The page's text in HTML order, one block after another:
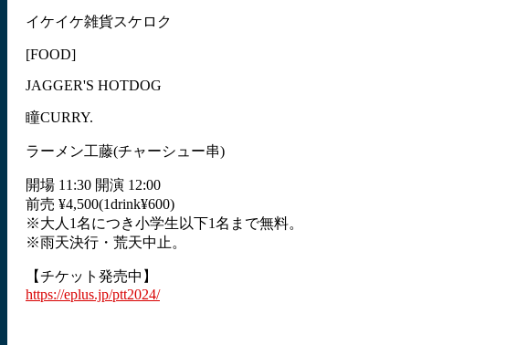
イケイケ雑貨スケロク
[FOOD]
JAGGER'S HOTDOG
瞳CURRY.
ラーメン工藤(チャーシュー串)
開場 11:30 開演 12:00
前売 ¥4,500(1drink¥600)
※大人1名につき小学生以下1名まで無料。
※雨天決行・荒天中止。
【チケット発売中】
https://eplus.jp/ptt2024/